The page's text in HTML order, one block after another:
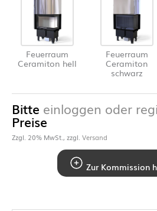
Feuerraum
Ceramiton hell
Feuerraum
Ceramiton
schwarz
Bitte einloggen oder
Preise
Zzgl. 20% MwSt., zzgl. Versand
Zur Kommission